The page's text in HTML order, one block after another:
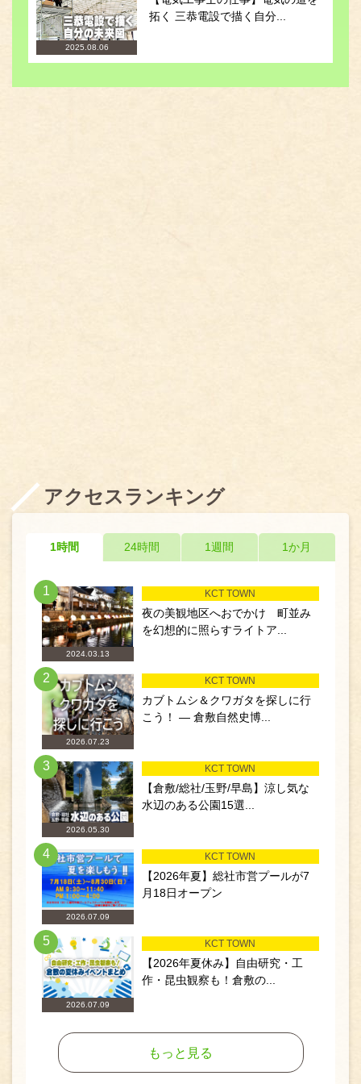
2025.08.06
拓く 三恭電設で描く自分...
アクセスランキング
1時間 24時間 1週間 1か月
1
2024.03.13
KCT TOWN
夜の美観地区へおでかけ 町並み
を幻想的に照らすライトア...
2
2026.07.23
KCT TOWN
カブトムシ＆クワガタを探しに行
こう！ ― 倉敷自然史博...
3
2026.05.30
KCT TOWN
【倉敷/総社/玉野/早島】涼し気な
水辺のある公園15選...
4
2026.07.09
KCT TOWN
【2026年夏】総社市営プールが7
月18日オープン
5
2026.07.09
KCT TOWN
【2026年夏休み】自由研究・工
作・昆虫観察も！倉敷の...
もっと見る